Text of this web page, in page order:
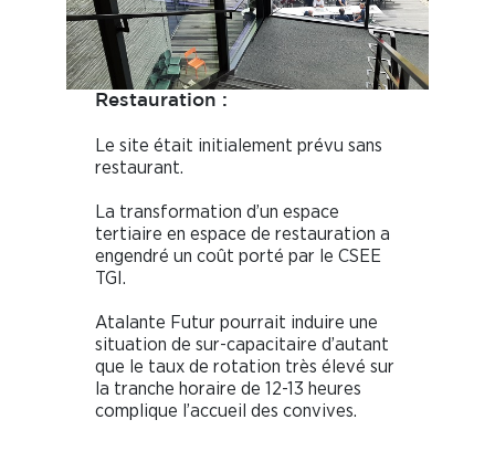
Restauration :
Le site était initialement prévu sans
restaurant.
La transformation d’un espace
tertiaire en espace de restauration a
engendré un coût porté par le CSEE
TGI.
Atalante Futur pourrait induire une
situation de sur-capacitaire d’autant
que le taux de rotation très élevé sur
la tranche horaire de 12-13 heures
complique l’accueil des convives.